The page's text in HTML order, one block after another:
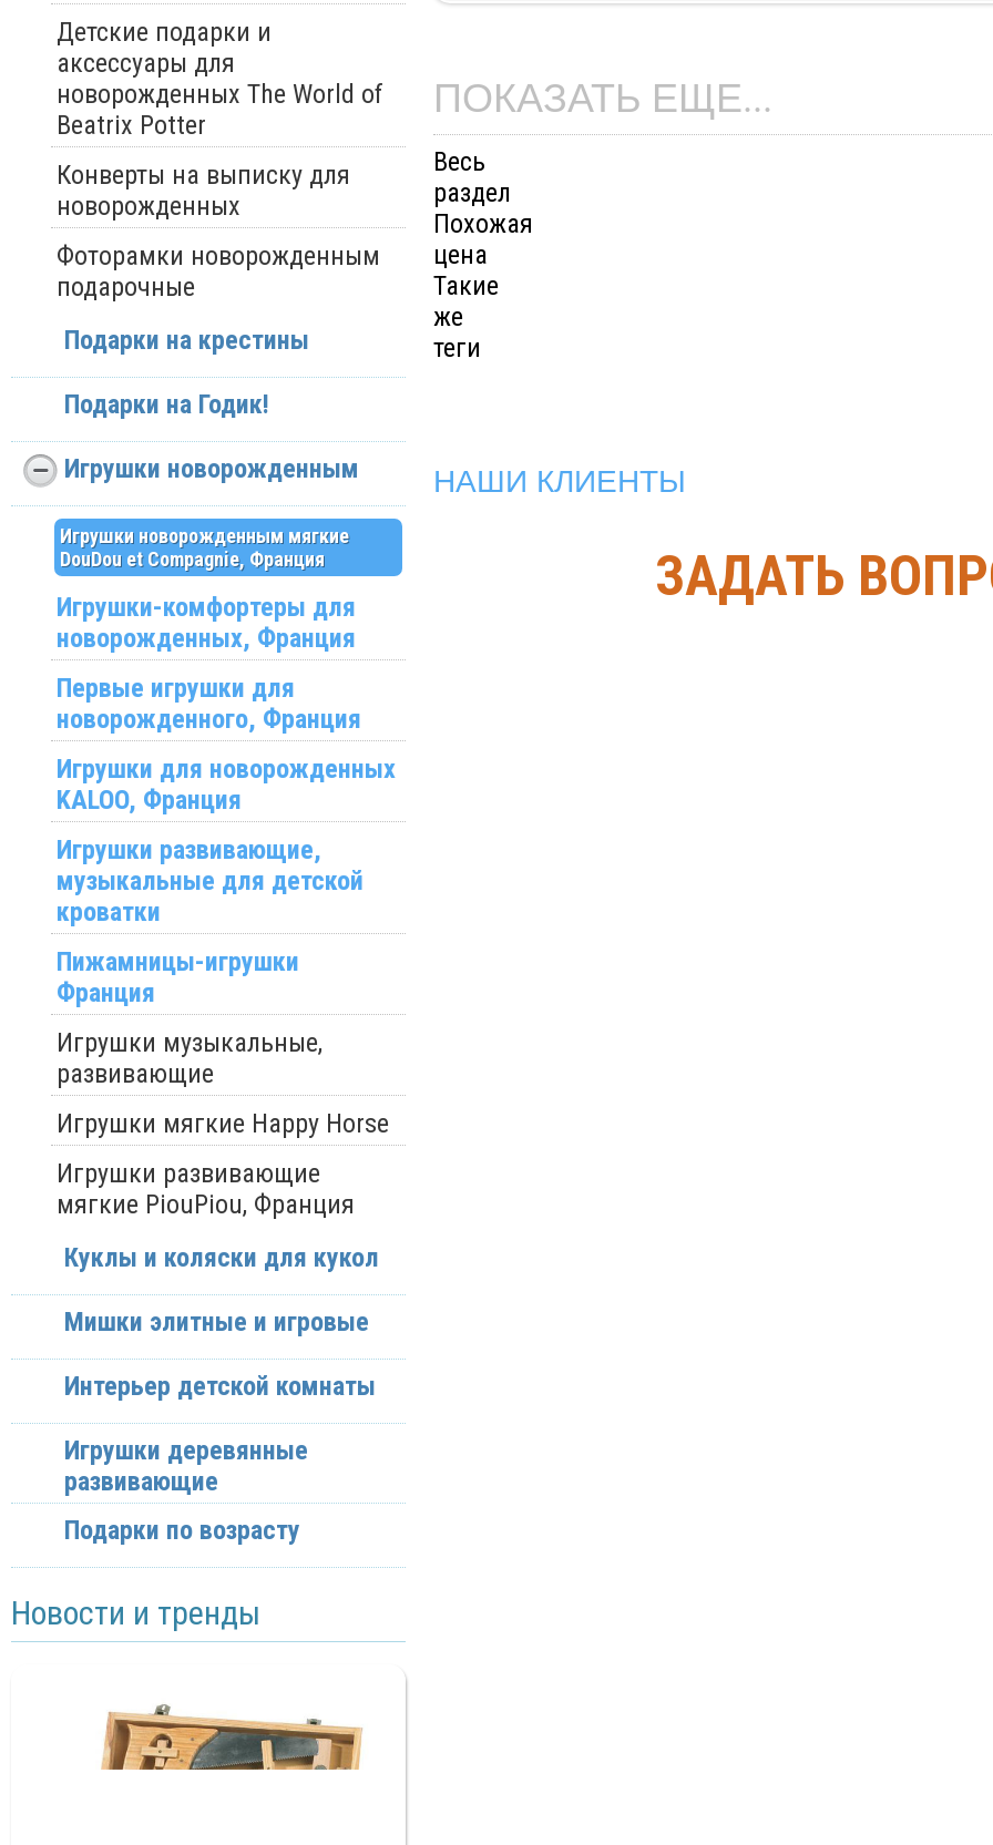
Детские подарки и
аксессуары для
новорожденных The World of
Beatrix Potter
Конверты на выписку для
новорожденных
Фоторамки новорожденным
подарочные
Подарки на крестины
Подарки на Годик!
Игрушки новорожденным
Игрушки новорожденным мягкие
DouDou et Compagnie, Франция
Игрушки-комфортеры для
новорожденных, Франция
Первые игрушки для
новорожденного, Франция
Игрушки для новорожденных
KALOO, Франция
Игрушки развивающие,
музыкальные для детской
кроватки
Пижамницы-игрушки
Франция
Игрушки музыкальные,
развивающие
Игрушки мягкие Happy Horse
Игрушки развивающие
мягкие PiouPiou, Франция
Куклы и коляски для кукол
Мишки элитные и игровые
Интерьер детской комнаты
Игрушки деревянные
развивающие
Подарки по возрасту
Новости и тренды
ПОКАЗАТЬ ЕЩЕ...
Весь
раздел
Похожая
цена
Такие
же
теги
НАШИ КЛИЕНТЫ
ЗАДАТЬ